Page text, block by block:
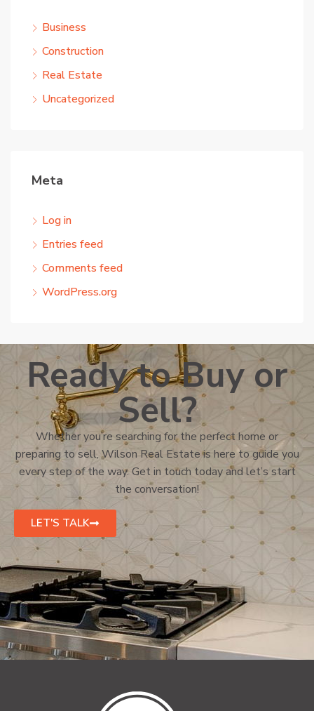
Business
Construction
Real Estate
Uncategorized
Meta
Log in
Entries feed
Comments feed
WordPress.org
Ready to Buy or
Sell?
Whether you’re searching for the perfect home or
preparing to sell, Wilson Real Estate is here to guide you
every step of the way. Get in touch today and let’s start
the conversation!
LET'S TALK